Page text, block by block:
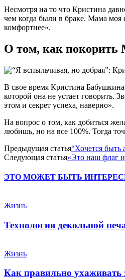
Несмотря на то что Кристина
чем когда были в браке. Мама
комфортнее».
О том, как покорить
В свое время Кристина Бабушкина
которой она не устает говорить.
этом и секрет успеха, наверно».
На вопрос о том, как добиться
любишь, но на все 100%. Тогда
Предыдущая статья“Хочется
Следующая статья«Это наш флаг
ЭТО МОЖЕТ БЫТЬ
Жизнь
Технология декольной
Жизнь
Как правильно ухаживать